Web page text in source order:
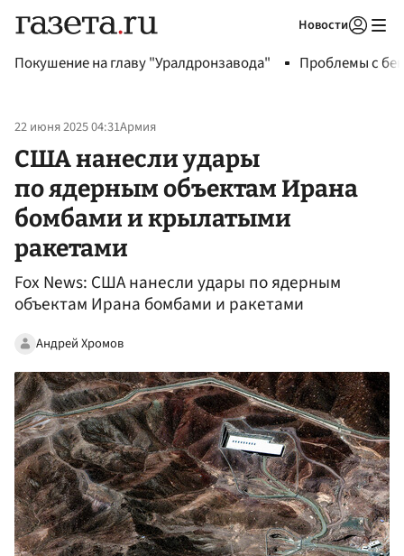
Новости
Покушение на главу "Уралдронзавода" Проблемы с
22 июня 2025 04:31Армия
США нанесли удары
по ядерным объектам Ирана
бомбами и крылатыми
ракетами
Fox News: США нанесли удары по ядерным
объектам Ирана бомбами и ракетами
Андрей Хромов